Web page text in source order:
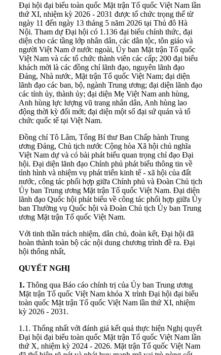
Đại hội đại biểu toàn quốc Mặt trận Tổ quốc Việt Nam lần
thứ XI, nhiệm kỳ 2026 - 2031 được tổ chức trọng thể từ
ngày 11 đến ngày 13 tháng 5 năm 2026 tại Thủ đô Hà
Nội. Tham dự Đại hội có 1.136 đại biểu chính thức, đại
diện cho các tầng lớp nhân dân, các dân tộc, tôn giáo và
người Việt Nam ở nước ngoài, Ủy ban Mặt trận Tổ quốc
Việt Nam và các tổ chức thành viên các cấp; 200 đại biểu
khách mời là các đồng chí lãnh đạo, nguyên lãnh đạo
Đảng, Nhà nước, Mặt trận Tổ quốc Việt Nam; đại diện
lãnh đạo các ban, bộ, ngành Trung ương; đại diện lãnh đạo
các tỉnh ủy, thành ủy; đại diện Mẹ Việt Nam anh hùng,
Anh hùng lực lượng vũ trang nhân dân, Anh hùng lao
động thời kỳ đổi mới; đại diện một số đại sứ quán và tổ
chức quốc tế tại Việt Nam.
Đồng chí Tô Lâm, Tổng Bí thư Ban Chấp hành Trung
ương Đảng, Chủ tịch nước Cộng hòa Xã hội chủ nghĩa
Việt Nam dự và có bài phát biểu quan trọng chỉ đạo Đại
hội. Đại diện lãnh đạo Chính phủ phát biểu thông tin về
tình hình và nhiệm vụ phát triển kinh tế - xã hội của đất
nước, công tác phối hợp giữa Chính phủ và Đoàn Chủ tịch
Ủy ban Trung ương Mặt trận Tổ quốc Việt Nam. Đại diện
lãnh đạo Quốc hội phát biểu về công tác phối hợp giữa Ủy
ban Thường vụ Quốc hội và Đoàn Chủ tịch Ủy ban Trung
ương Mặt trận Tổ quốc Việt Nam.
Với tinh thần trách nhiệm, dân chủ, đoàn kết, Đại hội đã
hoàn thành toàn bộ các nội dung chương trình đề ra. Đại
hội thống nhất,
QUYẾT NGHỊ
1. Thông qua Báo cáo chính trị của Ủy ban Trung ương
Mặt trận Tổ quốc Việt Nam khóa X trình Đại hội đại biểu
toàn quốc Mặt trận Tổ quốc Việt Nam lần thứ XI, nhiệm
kỳ 2026 - 2031.
1.1. Thống nhất với đánh giá kết quả thực hiện Nghị quyết
Đại hội đại biểu toàn quốc Mặt trận Tổ quốc Việt Nam lần
thứ X, nhiệm kỳ 2024 - 2026. Mặt trận Tổ quốc Việt Nam